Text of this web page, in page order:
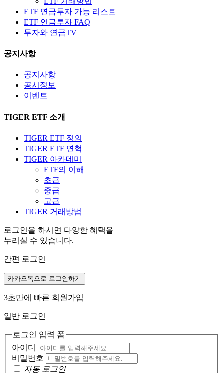
ETF 연금투자 가능 리스트
ETF 연금투자 FAQ
투자와 연금TV
공지사항
공지사항
공시정보
이벤트
TIGER ETF 소개
TIGER ETF 정의
TIGER ETF 연혁
TIGER 아카데미
ETF의 이해
초급
중급
고급
TIGER 거래방법
로그인을 하시면 다양한 혜택을
누리실 수 있습니다.
간편 로그인
카카오톡으로 로그인하기
3초만에 빠른 회원가입
일반 로그인
로그인 입력 폼
아이디
비밀번호
자동 로그인